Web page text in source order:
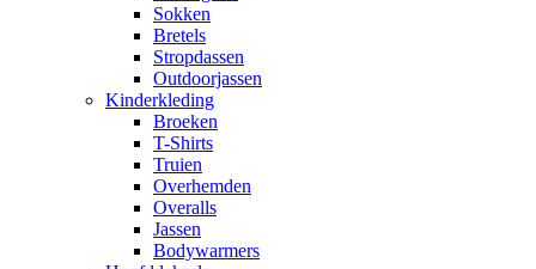
Sokken
Bretels
Stropdassen
Outdoorjassen
Kinderkleding
Broeken
T-Shirts
Truien
Overhemden
Overalls
Jassen
Bodywarmers